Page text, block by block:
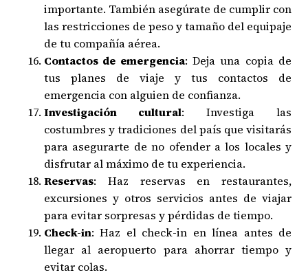
importante. También asegúrate de cumplir con
las restricciones de peso y tamaño del equipaje
de tu compañía aérea.
Contactos de emergencia: Deja una copia de
tus planes de viaje y tus contactos de
emergencia con alguien de confianza.
Investigación cultural: Investiga las
costumbres y tradiciones del país que visitarás
para asegurarte de no ofender a los locales y
disfrutar al máximo de tu experiencia.
Reservas: Haz reservas en restaurantes,
excursiones y otros servicios antes de viajar
para evitar sorpresas y pérdidas de tiempo.
Check-in: Haz el check-in en línea antes de
llegar al aeropuerto para ahorrar tiempo y
evitar colas.